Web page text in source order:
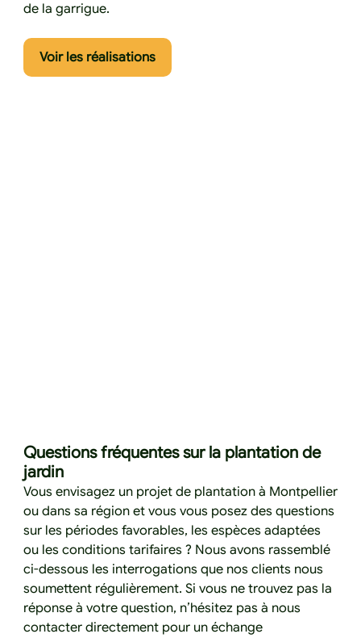
de la garrigue.
Voir les réalisationsCliquez ici pour voir les
Questions fréquentes sur la plantation de
jardin
Vous envisagez un projet de plantation à Montpellier
ou dans sa région et vous vous posez des questions
sur les périodes favorables, les espèces adaptées
ou les conditions tarifaires ? Nous avons rassemblé
ci-dessous les interrogations que nos clients nous
soumettent régulièrement. Si vous ne trouvez pas la
réponse à votre question, n’hésitez pas à nous
contacter directement pour un échange